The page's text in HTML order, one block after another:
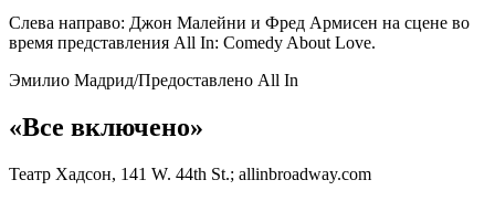
Слева направо: Джон Малейни и Фред Армисен на сцене во
время представления All In: Comedy About Love.
Эмилио Мадрид/Предоставлено All In
«Все включено»
Театр Хадсон, 141 W. 44th St.; allinbroadway.com